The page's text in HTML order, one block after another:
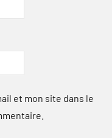
et mon site dans le